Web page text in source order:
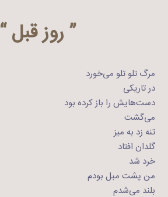
” روز قبل “
مرگ تلو تلو می‌خورد
در تاریکی
دست‌هایش را باز کرده بود
می‌گشت
تنه زد به میز
گلدان افتاد
خرد شد
من پشت مبل بودم
بلند می‌شدم